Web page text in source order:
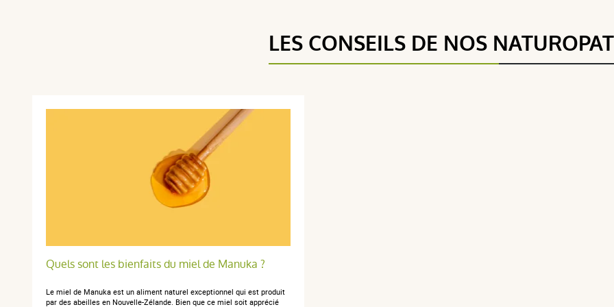
LES CONSEILS DE NOS
Quels sont les bienfaits du miel de Manuka ?
Le miel de Manuka est un aliment naturel exceptionnel qui est produit
par des abeilles en Nouvelle-Zélande. Bien que ce miel soit apprécié